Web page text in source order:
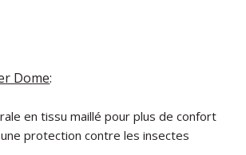
Dome:
en tissu maillé pour plus de confort
protection contre les insectes